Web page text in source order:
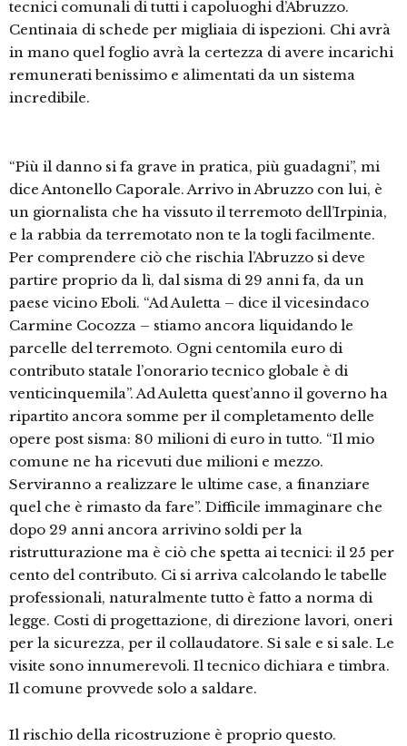
tecnici comunali di tutti i capoluoghi d’Abruzzo.
Centinaia di schede per migliaia di ispezioni. Chi avrà
in mano quel foglio avrà la certezza di avere incarichi
remunerati benissimo e alimentati da un sistema
incredibile.
“Più il danno si fa grave in pratica, più guadagni”, mi
dice Antonello Caporale. Arrivo in Abruzzo con lui, è
un giornalista che ha vissuto il terremoto dell’Irpinia,
e la rabbia da terremotato non te la togli facilmente.
Per comprendere ciò che rischia l’Abruzzo si deve
partire proprio da lì, dal sisma di 29 anni fa, da un
paese vicino Eboli. “Ad Auletta – dice il vicesindaco
Carmine Cocozza – stiamo ancora liquidando le
parcelle del terremoto. Ogni centomila euro di
contributo statale l’onorario tecnico globale è di
venticinquemila”. Ad Auletta quest’anno il governo ha
ripartito ancora somme per il completamento delle
opere post sisma: 80 milioni di euro in tutto. “Il mio
comune ne ha ricevuti due milioni e mezzo.
Serviranno a realizzare le ultime case, a finanziare
quel che è rimasto da fare”. Difficile immaginare che
dopo 29 anni ancora arrivino soldi per la
ristrutturazione ma è ciò che spetta ai tecnici: il 25 per
cento del contributo. Ci si arriva calcolando le tabelle
professionali, naturalmente tutto è fatto a norma di
legge. Costi di progettazione, di direzione lavori, oneri
per la sicurezza, per il collaudatore. Si sale e si sale. Le
visite sono innumerevoli. Il tecnico dichiara e timbra.
Il comune provvede solo a saldare.
Il rischio della ricostruzione è proprio questo.